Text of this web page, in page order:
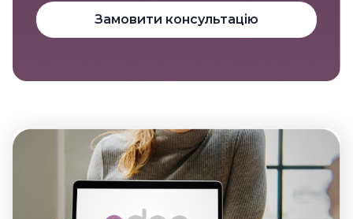
Замовити консультацію